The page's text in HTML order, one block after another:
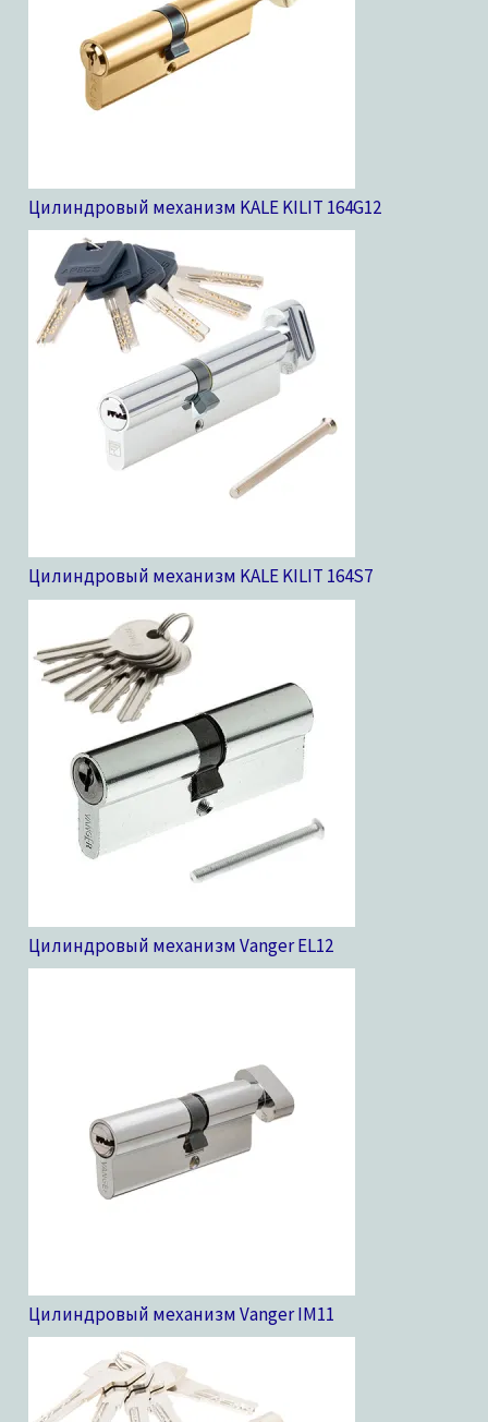
Цилиндровый механизм KALE KILIT 164G12
Цилиндровый механизм KALE KILIT 164S7
Цилиндровый механизм Vanger EL12
Цилиндровый механизм Vanger IM11